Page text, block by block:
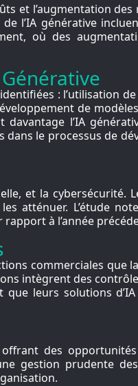
et l’augmentation des
l’IA générative
où des
: l’utilisation
de
l’IA
le processus de
et la cybersécurité.
atténuer. L’étude
à l’année
commerciales que
intègrent des
que leurs solutions
des
gestion prudente